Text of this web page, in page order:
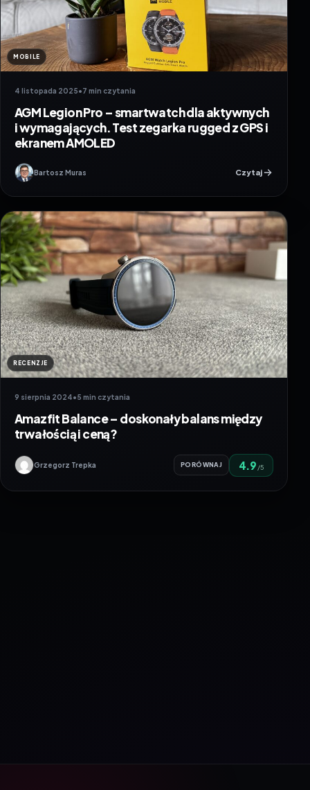
MOBILE
4 listopada 2025•7 min czytania
AGM Legion Pro – smartwatch dla aktywnych
i wymagających. Test zegarka rugged z GPS i
ekranem AMOLED
Bartosz Muras Czytaj
RECENZJE
9 sierpnia 2024•5 min czytania
Amazfit Balance – doskonały balans między
trwałością i ceną?
Grzegorz Trepka PORÓWNAJ 4.9 /5